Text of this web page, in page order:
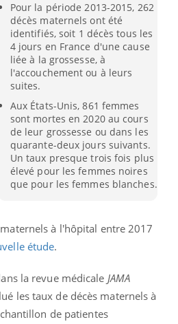
Pour la période 2013-2015, 262
décès maternels ont été
identifiés, soit 1 décès tous les
4 jours en France d'une cause
liée à la grossesse, à
l'accouchement ou à leurs
suites.
Aux États-Unis, 861 femmes
sont mortes en 2020 au cours
de leur grossesse ou dans les
quarante-deux jours suivants.
Un taux presque trois fois plus
élevé pour les femmes noires
que pour les femmes blanches.
à l'hôpital entre 2017
étude.
la revue médicale JAMA
les taux de décès maternels à
de patientes